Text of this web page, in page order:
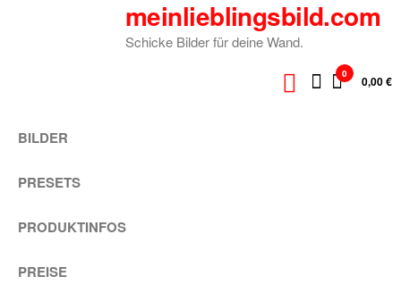
meinlieblingsbild.com
Schicke Bilder für deine Wand.
0 0,00 €
BILDER
PRESETS
PRODUKTINFOS
PREISE